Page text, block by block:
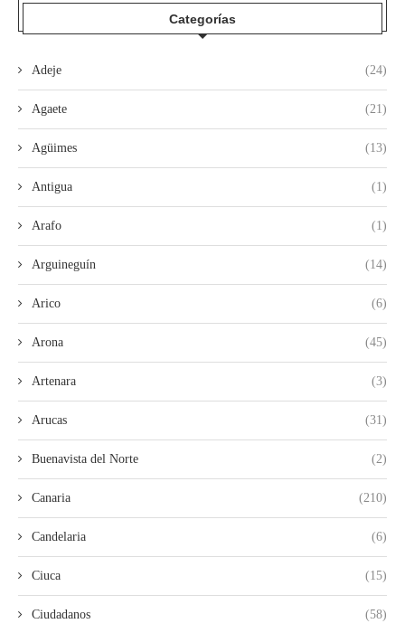
Categorías
Adeje (24)
Agaete (21)
Agüimes (13)
Antigua (1)
Arafo (1)
Arguineguín (14)
Arico (6)
Arona (45)
Artenara (3)
Arucas (31)
Buenavista del Norte (2)
Canaria (210)
Candelaria (6)
Ciuca (15)
Ciudadanos (58)